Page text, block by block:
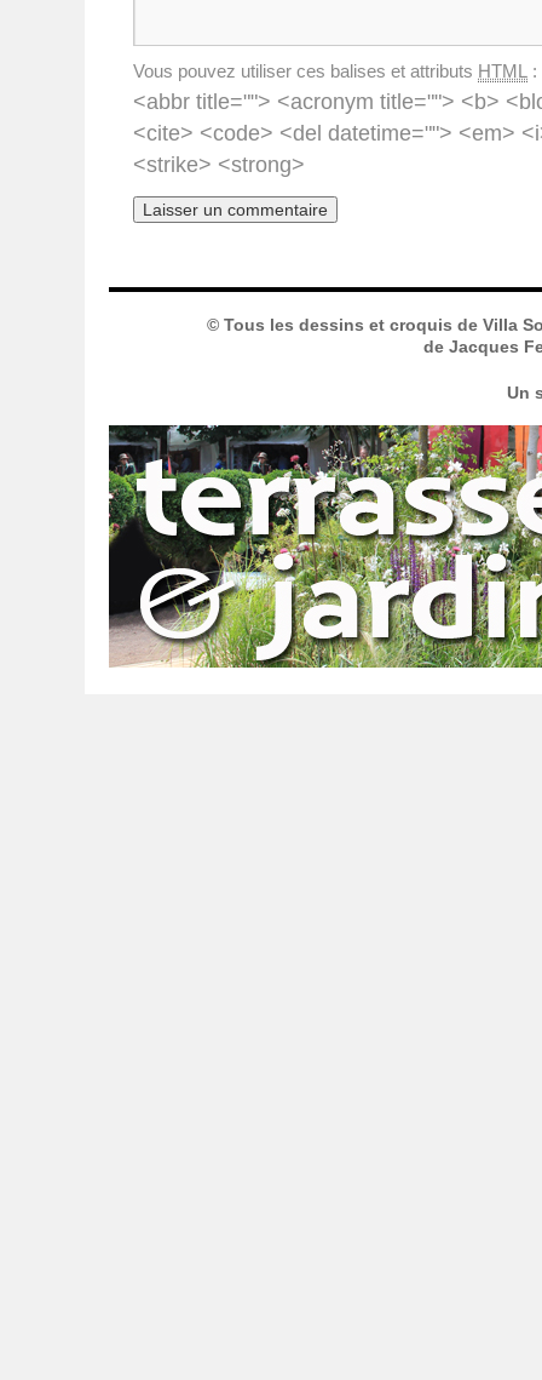
Vous pouvez utiliser ces balises et attributs HTML :
<abbr title=""> <acronym title=""> <b>
<cite> <code> <del datetime=""> <em>
<strike> <strong>
© Tous les dessins et croquis de Villa
de Jacques
Un